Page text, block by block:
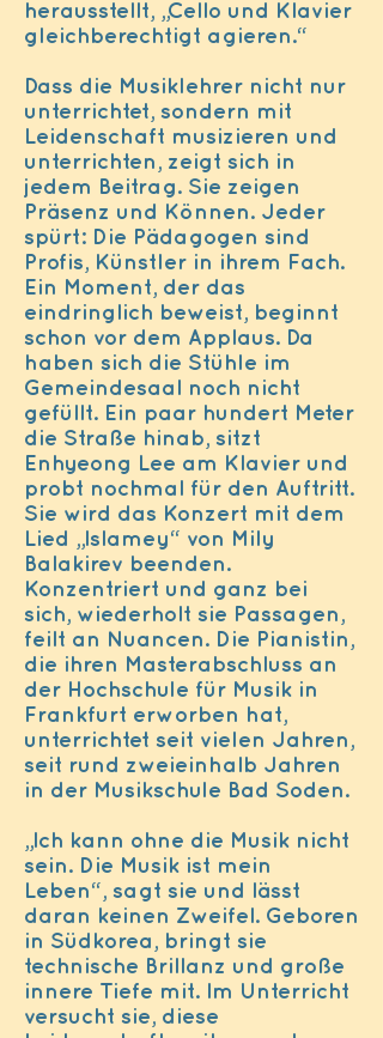
herausstellt, „Cello und Klavier
gleichberechtigt agieren.“
Dass die Musiklehrer nicht nur
unterrichtet, sondern mit
Leidenschaft musizieren und
unterrichten, zeigt sich in
jedem Beitrag. Sie zeigen
Präsenz und Können. Jeder
spürt: Die Pädagogen sind
Profis, Künstler in ihrem Fach.
Ein Moment, der das
eindringlich beweist, beginnt
schon vor dem Applaus. Da
haben sich die Stühle im
Gemeindesaal noch nicht
gefüllt. Ein paar hundert Meter
die Straße hinab, sitzt
Enhyeong Lee am Klavier und
probt nochmal für den Auftritt.
Sie wird das Konzert mit dem
Lied „Islamey“ von Mily
Balakirev beenden.
Konzentriert und ganz bei
sich, wiederholt sie Passagen,
feilt an Nuancen. Die Pianistin,
die ihren Masterabschluss an
der Hochschule für Musik in
Frankfurt erworben hat,
unterrichtet seit vielen Jahren,
seit rund zweieinhalb Jahren
in der Musikschule Bad Soden.
„Ich kann ohne die Musik nicht
sein. Die Musik ist mein
Leben“, sagt sie und lässt
daran keinen Zweifel. Geboren
in Südkorea, bringt sie
technische Brillanz und große
innere Tiefe mit. Im Unterricht
versucht sie, diese